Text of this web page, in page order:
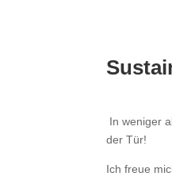
In weniger
der Tür!
Ich freue